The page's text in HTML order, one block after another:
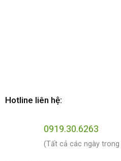
Hotline liên hệ:
0919.30.6263
(Tất cả các ngày trong